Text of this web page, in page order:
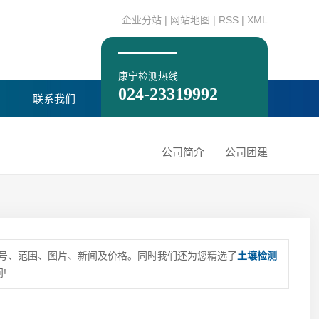
企业分站 | 网站地图 | RSS | XML
康宁检测热线
024-23319992
联系我们
公司简介 公司团建
、范围、图片、新闻及价格。同时我们还为您精选了土壤检测
!